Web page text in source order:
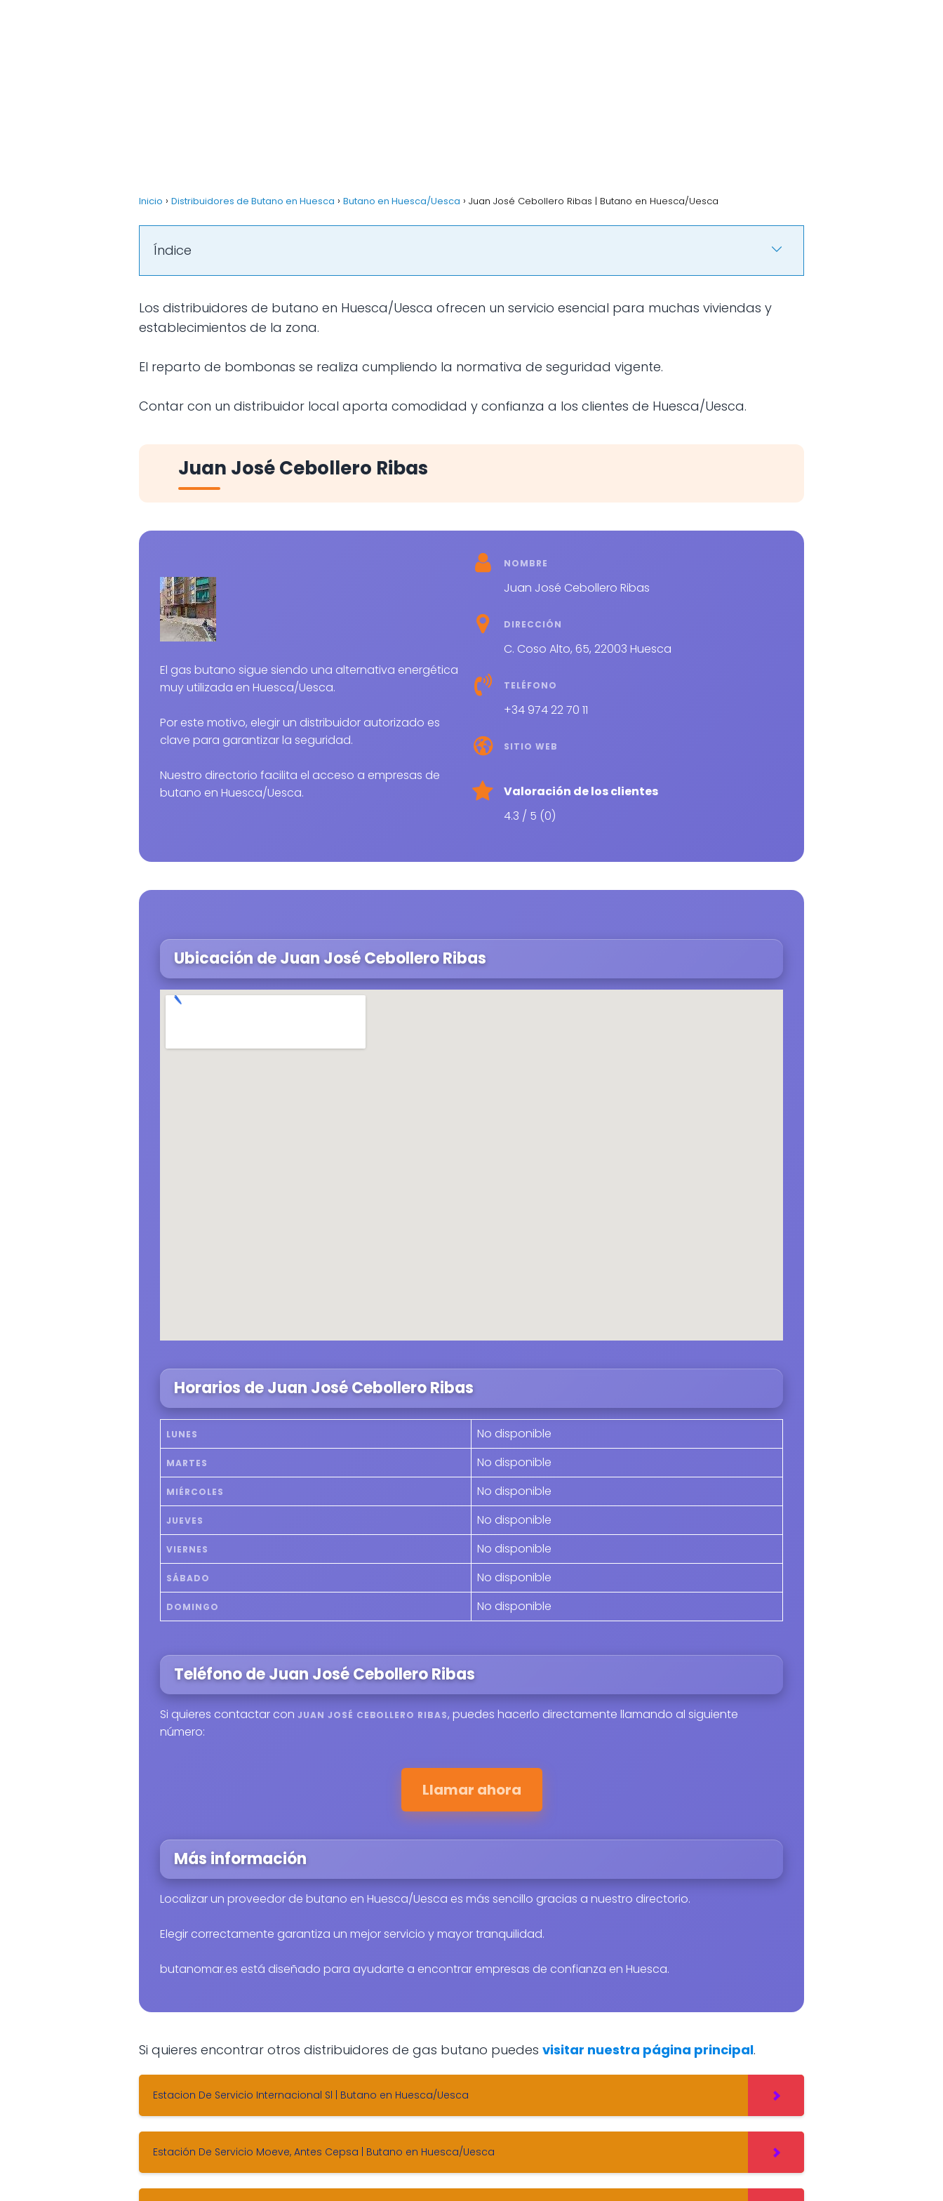
Inicio Distribuidores de Butano en Huesca Butano en Huesca/Uesca Juan José Cebollero Ribas | Butano en Huesca/Uesca
Índice
Los distribuidores de butano en Huesca/Uesca ofrecen un servicio esencial para muchas viviendas y
establecimientos de la zona.
El reparto de bombonas se realiza cumpliendo la normativa de seguridad vigente.
Contar con un distribuidor local aporta comodidad y confianza a los clientes de Huesca/Uesca.
Juan José Cebollero Ribas
El gas butano sigue siendo una alternativa energética
muy utilizada en Huesca/Uesca.
Por este motivo, elegir un distribuidor autorizado es
clave para garantizar la seguridad.
Nuestro directorio facilita el acceso a empresas de
butano en Huesca/Uesca.
NOMBRE
Juan José Cebollero Ribas
DIRECCIÓN
C. Coso Alto, 65, 22003 Huesca
TELÉFONO
+34 974 22 70 11
SITIO WEB
Valoración de los clientes
4.3 / 5 (0)
Ubicación de Juan José Cebollero Ribas
Horarios de Juan José Cebollero Ribas
LUNES No disponible
MARTES No disponible
MIÉRCOLES No disponible
JUEVES No disponible
VIERNES No disponible
SÁBADO No disponible
DOMINGO No disponible
Teléfono de Juan José Cebollero Ribas
Si quieres contactar con JUAN JOSÉ CEBOLLERO RIBAS, puedes hacerlo directamente llamando al siguiente
número:
Llamar ahora
Más información
Localizar un proveedor de butano en Huesca/Uesca es más sencillo gracias a nuestro directorio.
Elegir correctamente garantiza un mejor servicio y mayor tranquilidad.
butanomar.es está diseñado para ayudarte a encontrar empresas de confianza en Huesca.
Si quieres encontrar otros distribuidores de gas butano puedes visitar nuestra página principal.
Estacion De Servicio Internacional Sl | Butano en Huesca/Uesca
Estación De Servicio Moeve, Antes Cepsa | Butano en Huesca/Uesca